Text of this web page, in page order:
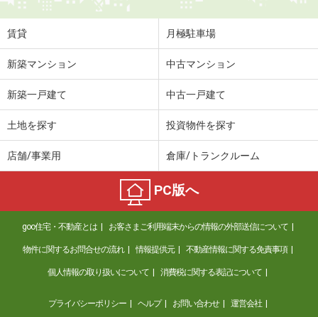
賃貸 月極駐車場
新築マンション 中古マンション
新築一戸建て 中古一戸建て
土地を探す 投資物件を探す
店舗/事業用 倉庫/トランクルーム
PC版へ
goo住宅・不動産とは お客さまご利用端末からの情報の外部送信について
物件に関するお問合せの流れ 情報提供元 不動産情報に関する免責事項
個人情報の取り扱いについて 消費税に関する表記について
プライバシーポリシー ヘルプ お問い合わせ 運営会社